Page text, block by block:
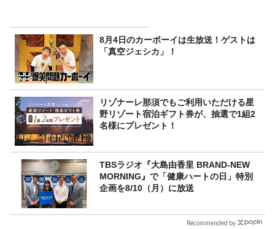
8月4日のカーボーイは生放送！ゲストは
「真空ジェシカ」！
リゾナーレ那須でもご利用いただける星
野リゾート宿泊ギフト券が、抽選で1組2
名様にプレゼント！
TBSラジオ『大島由香里 BRAND-NEW
MORNING』で「健康ハートの日」特別
企画を8/10（月）に放送
Recommended by